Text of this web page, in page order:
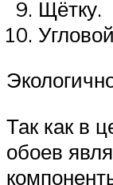
Щётку.
Так как в
обоев